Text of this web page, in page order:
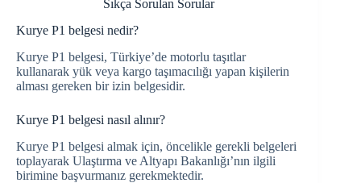
Sıkça Sorulan Sorular
Kurye P1 belgesi nedir?
Kurye P1 belgesi, Türkiye’de motorlu taşıtlar
kullanarak yük veya kargo taşımacılığı yapan kişilerin
alması gereken bir izin belgesidir.
Kurye P1 belgesi nasıl alınır?
Kurye P1 belgesi almak için, öncelikle gerekli belgeleri
toplayarak Ulaştırma ve Altyapı Bakanlığı’nın ilgili
birimine başvurmanız gerekmektedir.